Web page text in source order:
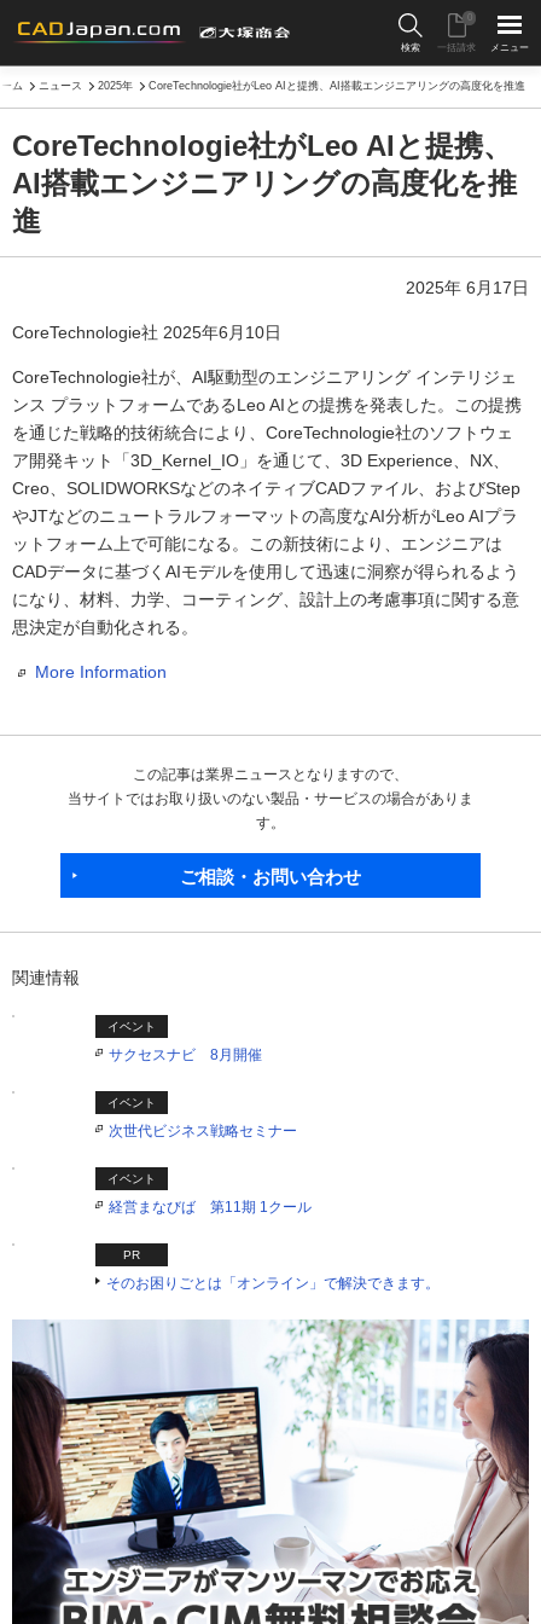
検索 一括請求
0
メニュー
ム ニュース 2025年 CoreTechnologie社がLeo AIと提携、AI搭載エンジニアリングの高度化を推進
CoreTechnologie社がLeo AIと提携、
AI搭載エンジニアリングの高度化を推
進
2025年 6月17日
CoreTechnologie社 2025年6月10日
CoreTechnologie社が、AI駆動型のエンジニアリング インテリジェ
ンス プラットフォームであるLeo AIとの提携を発表した。この提携
を通じた戦略的技術統合により、CoreTechnologie社のソフトウェ
ア開発キット「3D_Kernel_IO」を通じて、3D Experience、NX、
Creo、SOLIDWORKSなどのネイティブCADファイル、およびStep
やJTなどのニュートラルフォーマットの高度なAI分析がLeo AIプラ
ットフォーム上で可能になる。この新技術により、エンジニアは
CADデータに基づくAIモデルを使用して迅速に洞察が得られるよう
になり、材料、力学、コーティング、設計上の考慮事項に関する意
思決定が自動化される。
More Information
この記事は業界ニュースとなりますので、
当サイトではお取り扱いのない製品・サービスの場合がありま
す。
ご相談・お問い合わせ
関連情報
イベント
サクセスナビ 8月開催
イベント
次世代ビジネス戦略セミナー
イベント
経営まなびば 第11期 1クール
PR
そのお困りごとは「オンライン」で解決できます。